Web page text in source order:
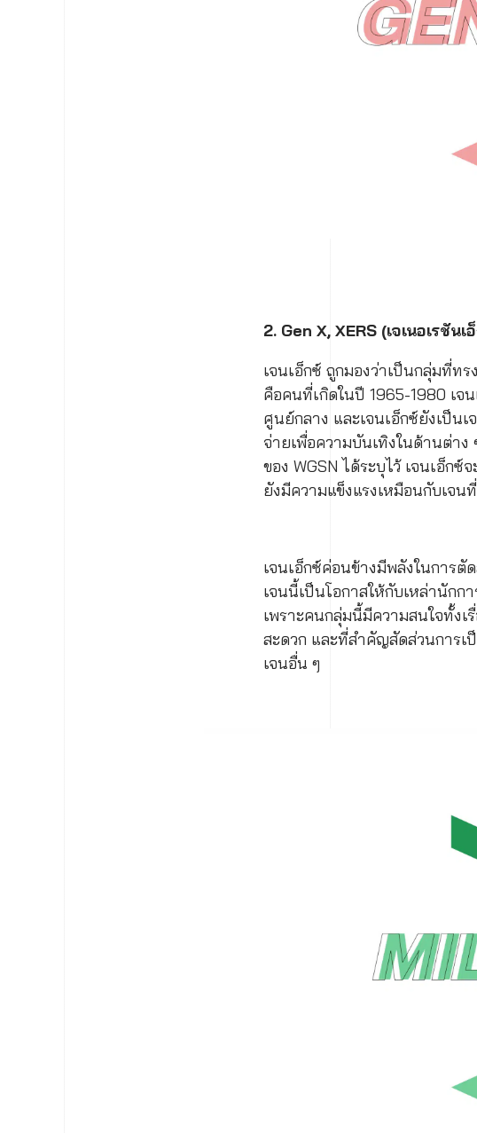
2. Gen X, XERS (เจเนอเรชันเ
เจนเอ็กซ์ ถูกมองว่าเป็นกลุ่มที่ท
คือคนที่เกิดในปี 1965-1980 เจ
ศูนย์กลาง และเจนเอ็กซ์ยังเป็น
จ่ายเพื่อความบันเทิงในด้านต่า
ของ WGSN ได้ระบุไว้ เจนเอ็ก
ยังมีความแข็งแรงเหมือนกับเจน
เจนเอ็กซ์ค่อนข้างมีพลังในการตั
เจนนี้เป็นโอกาสให้กับเหล่านักก
เพราะคนกลุ่มนี้มีความสนใจทั้งเ
สะดวก และที่สำคัญสัดส่วนการเ
เจนอื่น ๆ